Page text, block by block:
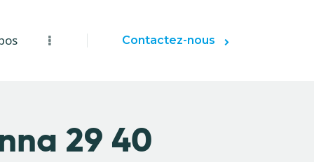
Contactez-nous
29 40